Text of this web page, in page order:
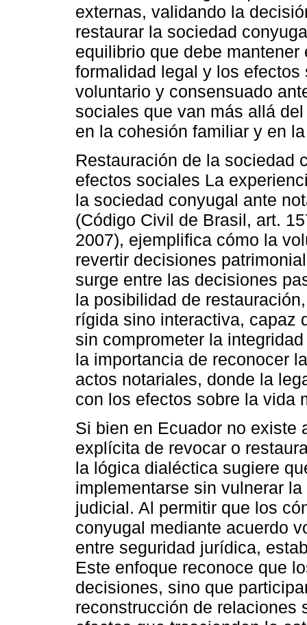
externas, validando la
restaurar la sociedad
equilibrio que debe
formalidad legal y los
voluntario y consensuado
sociales que van más allá
en la cohesión familiar y en
Restauración de la sociedad
efectos sociales La
la sociedad conyugal ante
(Código Civil de Brasil, art.
2007), ejemplifica cómo la
revertir decisiones
surge entre las decisiones
la posibilidad de
rígida sino interactiva, capaz
sin comprometer la
la importancia de reconocer
actos notariales, donde la
con los efectos sobre la vida
Si bien en Ecuador no existe
explícita de revocar o
la lógica dialéctica sugiere
implementarse sin vulnerar
judicial. Al permitir que los
conyugal mediante acuerdo
entre seguridad jurídica,
Este enfoque reconoce que
decisiones, sino que
reconstrucción de relaciones